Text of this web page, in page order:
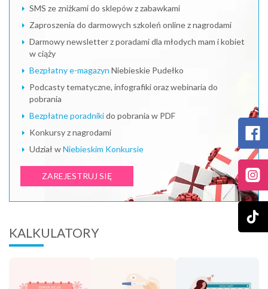
SMS ze zniżkami do sklepów z zabawkami
Zaproszenia do darmowych szkoleń online z nagrodami
Darmowy newsletter z poradami dla młodych mam i kobiet
w ciąży
Bezpłatny e-magazyn Niebieskie Pudełko
Podcasty tematyczne, infografiki oraz webinaria do
pobrania
Bezpłatne poradnikido pobrania w PDF
Konkursy z nagrodami
Udział wNiebieskim Konkursie
ZAREJESTRUJ SIĘ
KALKULATORY